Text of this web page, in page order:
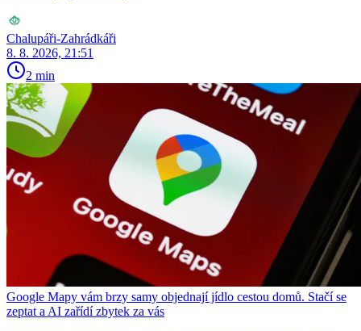
Chalupáři-Zahrádkáři
8. 8. 2026, 21:51
2 min
Google Mapy vám brzy samy objednají jídlo cestou domů. Stačí se
zeptat a AI zařídí zbytek za vás